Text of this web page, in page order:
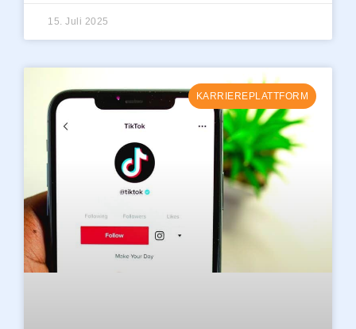
15. Juli 2025
KARRIEREPLATTFORM